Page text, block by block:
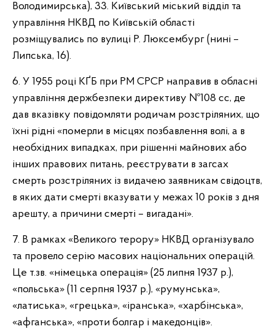
Володимирська), 33. Київський міський відділ та
управління НКВД по Київській області
розміщувались по вулиці Р. Люксембург (нині –
Липська, 16).
6. У 1955 році КҐБ при РМ СРСР направив в обласні
управління держбезпеки директиву №108 сс, де
дав вказівку повідомляти родичам розстріляних, що
їхні рідні «померли в місцях позбавлення волі, а в
необхідних випадках, при рішенні майнових або
інших правових питань, реєструвати в загсах
смерть розстріляних із видачею заявникам свідоцтв,
в яких дати смерті вказувати у межах 10 років з дня
арешту, а причини смерті – вигадані».
7. В рамках «Великого терору» НКВД організувало
та провело серію масових національних операцій.
Це т.зв. «німецька операція» (25 липня 1937 р.),
«польська» (11 серпня 1937 р.), «румунська»,
«латиська», «грецька», «іранська», «харбінська»,
«афганська», «проти болгар і македонців».